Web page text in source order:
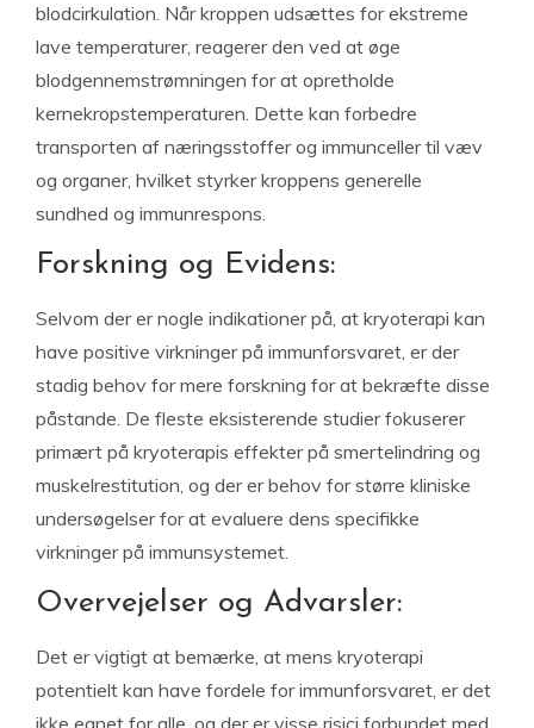
blodcirkulation. Når kroppen udsættes for ekstreme
lave temperaturer, reagerer den ved at øge
blodgennemstrømningen for at opretholde
kernekropstemperaturen. Dette kan forbedre
transporten af næringsstoffer og immunceller til væv
og organer, hvilket styrker kroppens generelle
sundhed og immunrespons.
Forskning og Evidens:
Selvom der er nogle indikationer på, at kryoterapi kan
have positive virkninger på immunforsvaret, er der
stadig behov for mere forskning for at bekræfte disse
påstande. De fleste eksisterende studier fokuserer
primært på kryoterapis effekter på smertelindring og
muskelrestitution, og der er behov for større kliniske
undersøgelser for at evaluere dens specifikke
virkninger på immunsystemet.
Overvejelser og Advarsler:
Det er vigtigt at bemærke, at mens kryoterapi
potentielt kan have fordele for immunforsvaret, er det
ikke egnet for alle, og der er visse risici forbundet med